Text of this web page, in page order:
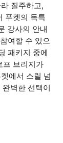
질주하고,
푸켓의 독특
강사의 안내
여할 수 있으
패키지 중에
프 브리지가
에서 스릴 넘
벽한 선택이